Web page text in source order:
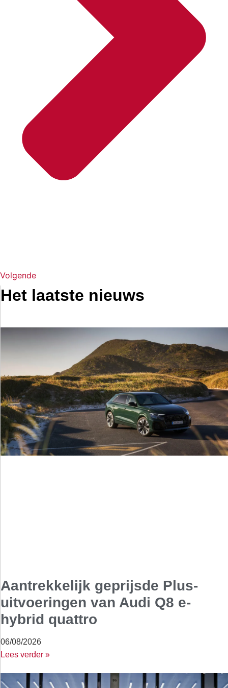
Volgende
Het laatste nieuws
Aantrekkelijk geprijsde Plus-
uitvoeringen van Audi Q8 e-
hybrid quattro
06/08/2026
Lees verder »